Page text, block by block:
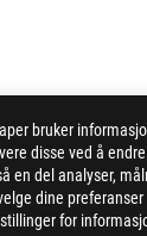
bruker
disse ved å
en del analyser,
dine
for
FILTER > ROG